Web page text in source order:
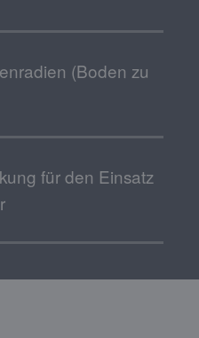
(Boden zu
für den Einsatz